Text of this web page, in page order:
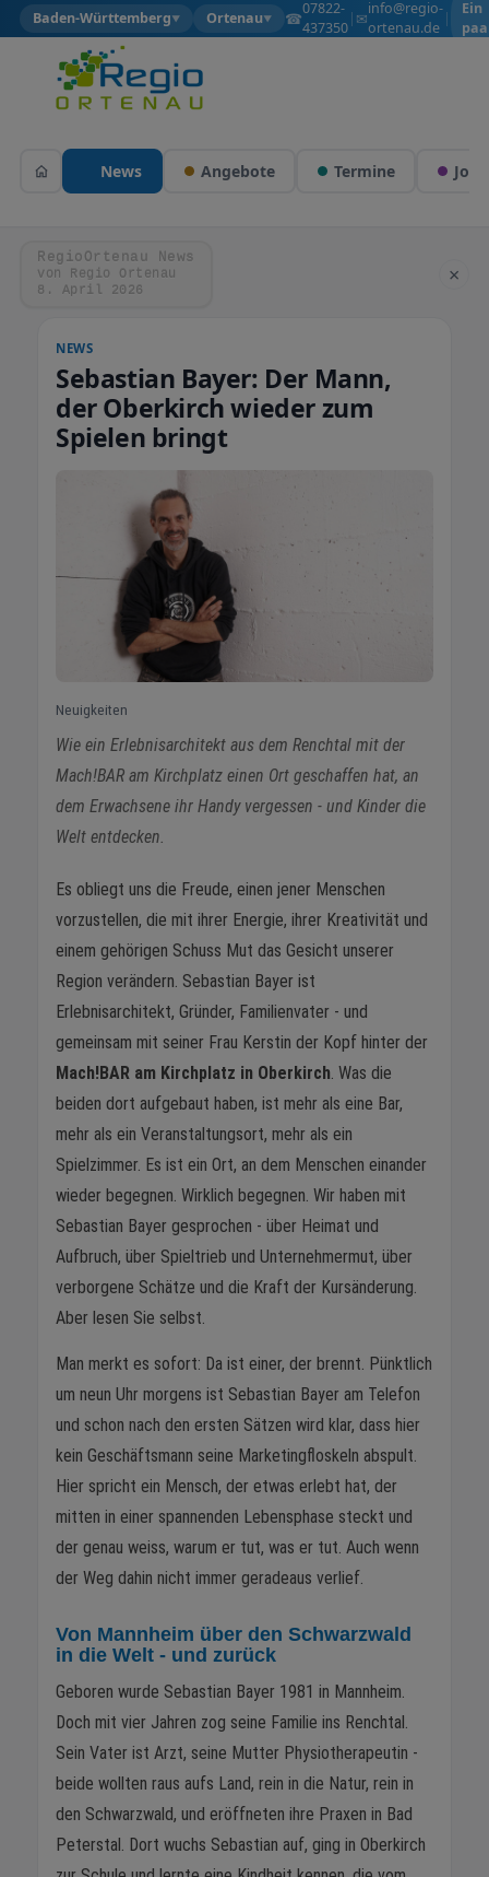
Baden-Württemberg▼ Ortenau▼ ☎07822-
437350
| ✉info@regio-
ortenau.de
|
Ein
News Angebote Termine Jobs
RegioOrtenau News
von Regio Ortenau
8. April 2026
×
NEWS
Sebastian Bayer: Der Mann,
der Oberkirch wieder zum
Spielen bringt
Neuigkeiten
Wie ein Erlebnisarchitekt aus dem Renchtal mit der
Mach!BAR am Kirchplatz einen Ort geschaffen hat, an
dem Erwachsene ihr Handy vergessen - und Kinder die
Welt entdecken.
Es obliegt uns die Freude, einen jener Menschen
vorzustellen, die mit ihrer Energie, ihrer Kreativität und
einem gehörigen Schuss Mut das Gesicht unserer
Region verändern. Sebastian Bayer ist
Erlebnisarchitekt, Gründer, Familienvater - und
gemeinsam mit seiner Frau Kerstin der Kopf hinter der
Mach!BAR am Kirchplatz in Oberkirch . Was die
beiden dort aufgebaut haben, ist mehr als eine Bar,
mehr als ein Veranstaltungsort, mehr als ein
Spielzimmer. Es ist ein Ort, an dem Menschen einander
wieder begegnen. Wirklich begegnen. Wir haben mit
Sebastian Bayer gesprochen - über Heimat und
Aufbruch, über Spieltrieb und Unternehmermut, über
verborgene Schätze und die Kraft der Kursänderung.
Aber lesen Sie selbst.
Man merkt es sofort: Da ist einer, der brennt. Pünktlich
um neun Uhr morgens ist Sebastian Bayer am Telefon
und schon nach den ersten Sätzen wird klar, dass hier
kein Geschäftsmann seine Marketingfloskeln abspult.
Hier spricht ein Mensch, der etwas erlebt hat, der
mitten in einer spannenden Lebensphase steckt und
der genau weiss, warum er tut, was er tut. Auch wenn
der Weg dahin nicht immer geradeaus verlief.
Von Mannheim über den Schwarzwald
in die Welt - und zurück
Geboren wurde Sebastian Bayer 1981 in Mannheim.
Doch mit vier Jahren zog seine Familie ins Renchtal.
Sein Vater ist Arzt, seine Mutter Physiotherapeutin -
beide wollten raus aufs Land, rein in die Natur, rein in
den Schwarzwald, und eröffneten ihre Praxen in Bad
Peterstal. Dort wuchs Sebastian auf, ging in Oberkirch